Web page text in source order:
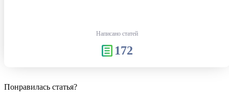
Написано статей
172
Понравилась статья?